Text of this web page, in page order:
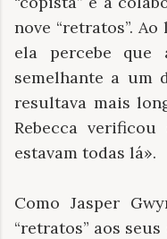
nove “retratos”. Ao
ela percebe
semelhante a um
resultava mais
Rebecca
estavam todas lá».
Como Jasper
“retratos” aos